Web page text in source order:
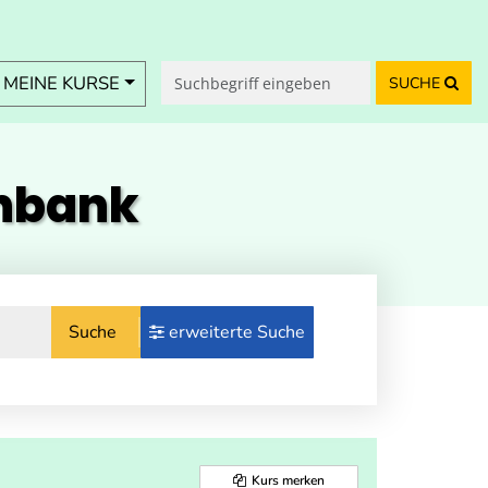
KURSE SUCHE
Suche erweiterte Suche
Kurs merken